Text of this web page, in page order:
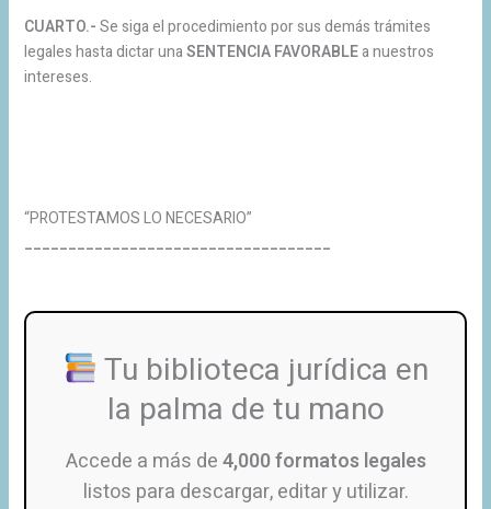
CUARTO.-Se siga el procedimiento por sus demás trámites
legales hasta dictar unaSENTENCIA FAVORABLEa nuestros
intereses.
“PROTESTAMOS LO NECESARIO”
___________________________________
Tu biblioteca jurídica en
la palma de tu mano
Accede a más de4,000 formatos legales
listos para descargar, editar y utilizar.